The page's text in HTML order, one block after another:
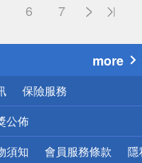
6 7
more
保險服務
公佈
須知 會員服務條款 隱